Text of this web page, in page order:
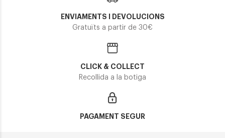
ENVIAMENTS I DEVOLUCIONS
Gratuïts a partir de 30€
CLICK & COLLECT
Recollida a la botiga
PAGAMENT SEGUR